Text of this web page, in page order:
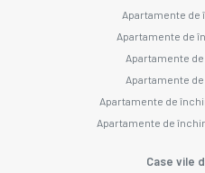
Apartamente de
Apartamente de
Apartamente
Apartamente
Apartamente de
Apartamente de
Case vile